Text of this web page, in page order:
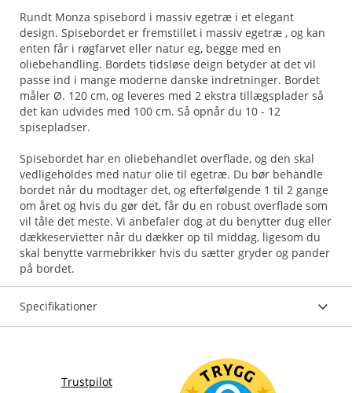
Rundt Monza spisebord i massiv egetræ i et elegant
design. Spisebordet er fremstillet i massiv egetræ , og kan
enten får i røgfarvet eller natur eg, begge med en
oliebehandling. Bordets tidsløse deign betyder at det vil
passe ind i mange moderne danske indretninger. Bordet
måler Ø. 120 cm, og leveres med 2 ekstra tillægsplader så
det kan udvides med 100 cm. Så opnår du 10 - 12
spisepladser.
Spisebordet har en oliebehandlet overflade, og den skal
vedligeholdes med natur olie til egetræ. Du bør behandle
bordet når du modtager det, og efterfølgende 1 til 2 gange
om året og hvis du gør det, får du en robust overflade som
vil tåle det meste. Vi anbefaler dog at du benytter dug eller
dækkeservietter når du dækker op til middag, ligesom du
skal benytte varmebrikker hvis du sætter gryder og pander
Specifikationer
Trustpilot